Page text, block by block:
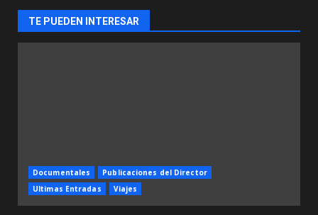
TE PUEDEN INTERESAR
Documentales
Publicaciones del Director
Ultimas Entradas
Viajes